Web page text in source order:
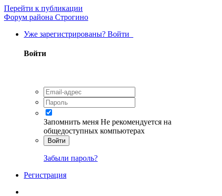
Перейти к публикации
Форум района Строгино
Уже зарегистрированы? Войти
Войти
Запомнить меня Не рекомендуется на
общедоступных компьютерах
Войти
Забыли пароль?
Регистрация